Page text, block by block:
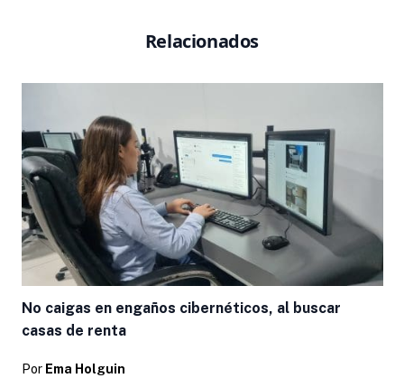
Relacionados
No caigas en engaños cibernéticos, al buscar
casas de renta
Por Ema Holguin